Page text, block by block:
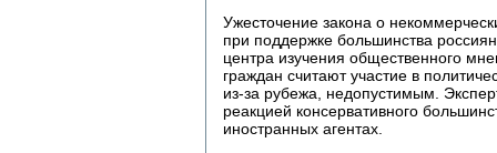
Ужесточение закона о
при поддержке большинства
центра изучения общественного
граждан считают участие в
из-за рубежа, недопустимым.
реакцией консервативного
иностранных агентах.